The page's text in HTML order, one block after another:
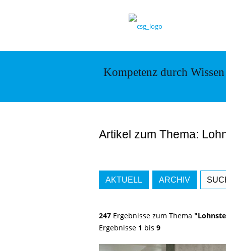
Kompetenz durch Wissen
Artikel zum Thema:
AKTUELL ARCHIV
247Ergebnisse zum Thema
Ergebnisse 1 bis 9